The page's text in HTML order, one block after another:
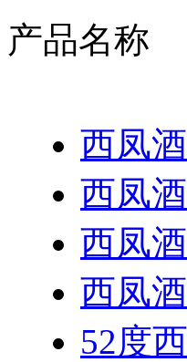
产品名称
西凤
西凤
西凤
西凤
52度